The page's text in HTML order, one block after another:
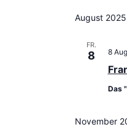
August 2025
FR.
8 8
Das
November